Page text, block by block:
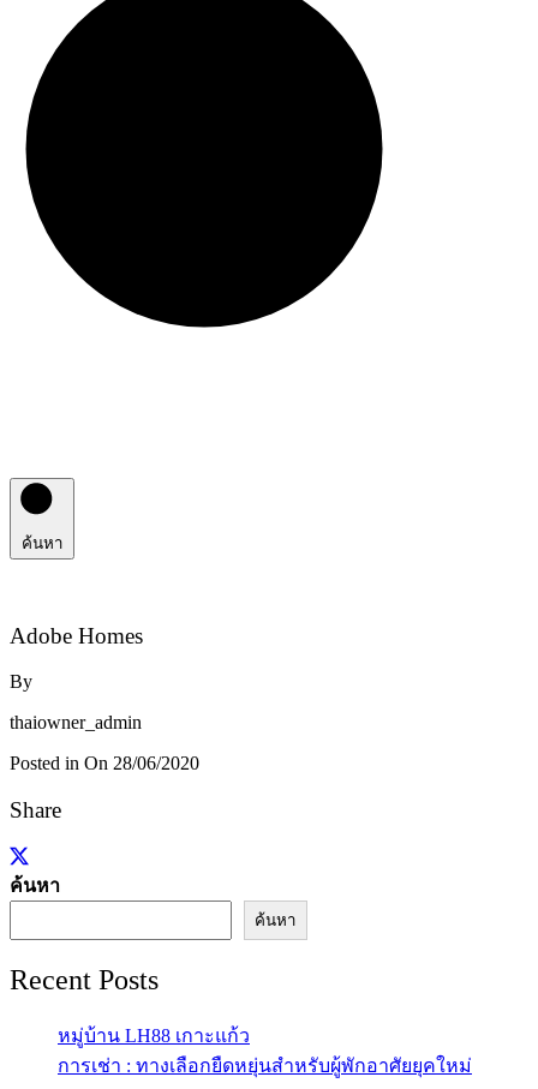
ค้นหา
Adobe Homes
By
thaiowner_admin
Posted in On 28/06/2020
Share
ค้นหา
ค้นหา
Recent Posts
หมู่บ้าน LH88 เกาะแก้ว
การเช่า : ทางเลือกยืดหยุ่นสำหรับผู้พักอาศัยยุคใหม่